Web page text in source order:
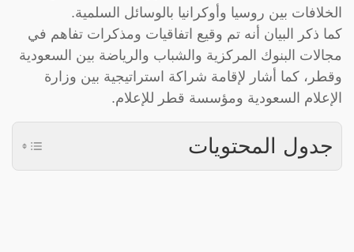
الخلافات بين روسيا وأوكرانيا بالوسائل السلمية.
كما ذكر البيان أنه تم وقيع اتفاقيات ومذكرات تفاهم في
مجالات البنوك المركزية والشباب والرياضة بين السعودية
وقطر، كما أشار لإقامة شراكة استراتيجية بين وزارة
الإعلام السعودية ومؤسسة قطر للإعلام.
جدول المحتويات